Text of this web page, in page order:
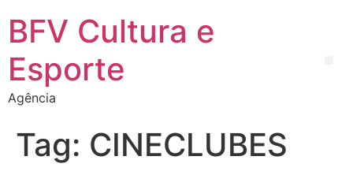
BFV Cultura e
Esporte
Agência
Tag: CINECLUBES